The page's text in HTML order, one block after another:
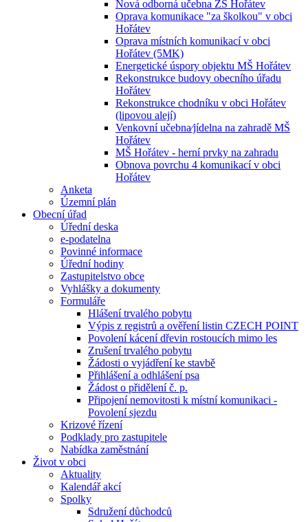
Nová odborná učebna ZŠ Hořátev
Oprava komunikace "za školkou" v obci
Hořátev
Oprava místních komunikací v obci
Hořátev (5MK)
Energetické úspory objektu MŠ Hořátev
Rekonstrukce budovy obecního úřadu
Hořátev
Rekonstrukce chodníku v obci Hořátev
(lipovou alejí)
Venkovní učebna⁄jídelna na zahradě MŠ
Hořátev
MŠ Hořátev - herní prvky na zahradu
Obnova povrchu 4 komunikací v obci
Hořátev
Anketa
Územní plán
Obecní úřad
Úřední deska
e-podatelna
Povinné informace
Úřední hodiny
Zastupitelstvo obce
Vyhlášky a dokumenty
Formuláře
Hlášení trvalého pobytu
Výpis z registrů a ověření listin CZECH POINT
Povolení kácení dřevin rostoucích mimo les
Zrušení trvalého pobytu
Žádosti o vyjádření ke stavbě
Přihlášení a odhlášení psa
Žádost o přidělení č. p.
Připojení nemovitosti k místní komunikaci -
Povolení sjezdu
Krizové řízení
Podklady pro zastupitele
Nabídka zaměstnání
Život v obci
Aktuality
Kalendář akcí
Spolky
Sdružení důchodců